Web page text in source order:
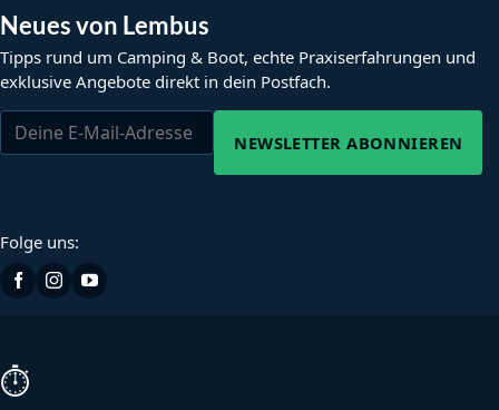
Neues von Lembus
Tipps rund um Camping & Boot, echte Praxiserfahrungen und
exklusive Angebote direkt in dein Postfach.
NEWSLETTER ABONNIEREN
Folge uns:
⏱